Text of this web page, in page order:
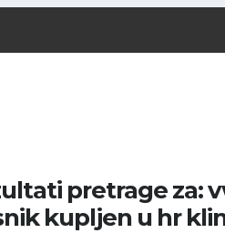
pretrage za:
kupljen u hr